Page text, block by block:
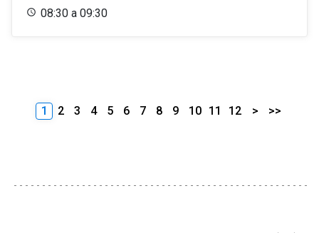
08:30 a 09:30
1 2 3 4 5 6 7 8 9 10 11 12 > >>